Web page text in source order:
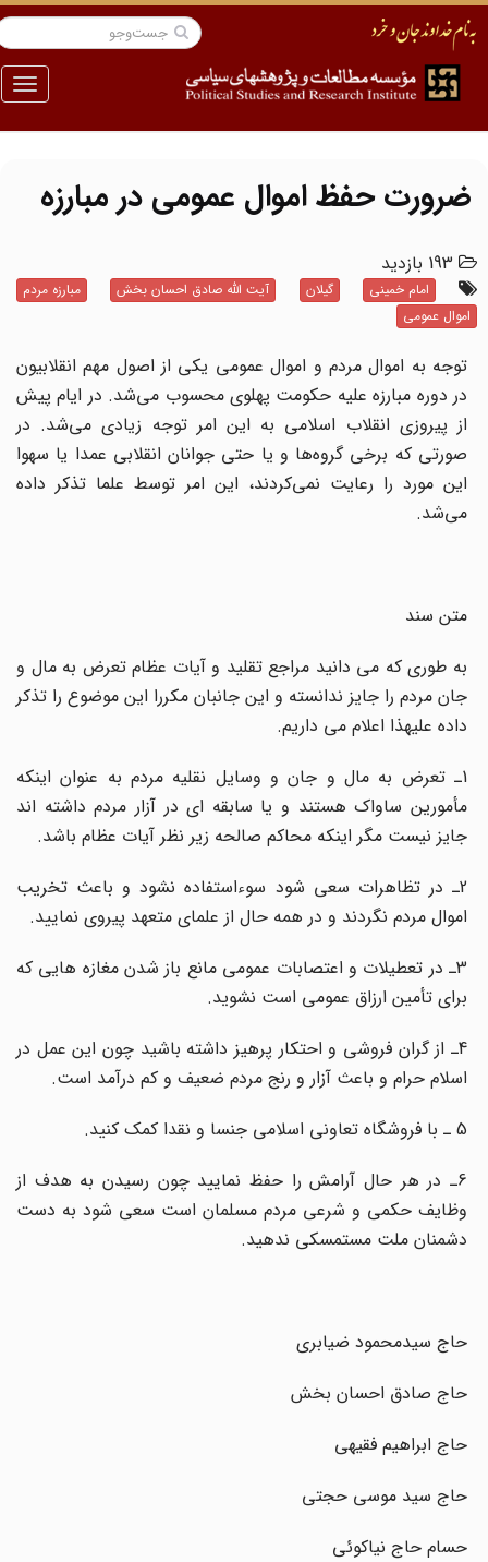
منو
ضرورت حفظ اموال عمومی در مبارزه
193 بازدید
امام خمینی گیلان آیت الله صادق احسان بخش
مبارزه مردم
اموال عمومی
توجه به اموال مردم و اموال عمومی یکی از اصول مهم انقلابیون
در دوره مبارزه علیه حکومت پهلوی محسوب می‌شد. در ایام پیش
از پیروزی انقلاب اسلامی به این امر توجه زیادی می‌شد. در
صورتی که برخی گروه‌ها و یا حتی جوانان انقلابی عمدا یا سهوا
این مورد را رعایت نمی‌کردند، این امر توسط علما تذکر داده
می‌شد.
متن سند
به طوری که می دانید مراجع تقلید و آیات عظام تعرض به مال و
جان مردم را جایز ندانسته و این جانبان مکررا این موضوع را تذکر
داده علیهذا اعلام می داریم.
1ـ تعرض به مال و جان و وسایل نقلیه مردم به عنوان اینکه
مأمورین ساواک هستند و یا سابقه ای در آزار مردم داشته اند
جایز نیست مگر اینکه محاکم صالحه زیر نظر آیات عظام باشد.
2ـ در تظاهرات سعی شود سوءاستفاده نشود و باعث تخریب
اموال مردم نگردند و در همه حال از علمای متعهد پیروی نمایید.
3ـ در تعطیلات و اعتصابات عمومی مانع باز شدن مغازه هایی که
برای تأمین ارزاق عمومی است نشوید.
4ـ از گران فروشی و احتکار پرهیز داشته باشید چون این عمل در
اسلام حرام و باعث آزار و رنج مردم ضعیف و کم درآمد است.
6ـ در هر حال آرامش را حفظ نمایید چون رسیدن به هدف از
وظایف حکمی و شرعی مردم مسلمان است سعی شود به دست
دشمنان ملت مستمسکی ندهید.
حاج سیدمحمود ضیابری
حاج صادق احسان بخش
حاج ابراهیم فقیهی
حاج سید موسی حجتی
حسام حاج نیاکوئی